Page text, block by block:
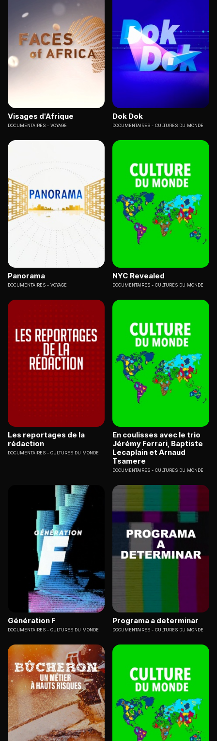
Visages d'Afrique
DOCUMENTAIRES VOYAGE
Dok Dok
DOCUMENTAIRES CULTURES DU MONDE
Panorama
DOCUMENTAIRES VOYAGE
NYC Revealed
DOCUMENTAIRES CULTURES DU MONDE
Les reportages de la
rédaction
DOCUMENTAIRES CULTURES DU MONDE
En coulisses avec le trio
Jérémy Ferrari, Baptiste
Lecaplain et Arnaud
Tsamere
DOCUMENTAIRES CULTURES DU MONDE
Génération F
DOCUMENTAIRES CULTURES DU MONDE
Programa a determinar
DOCUMENTAIRES CULTURES DU MONDE